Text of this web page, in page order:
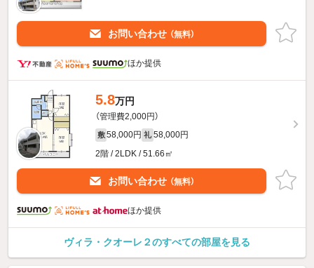
お問い合わせ （無料）
ほか提供
5.8万円
（管理費2,000円）
敷 58,000円 礼 58,000円
2階 / 2LDK / 51.66㎡
お問い合わせ （無料）
ほか提供
ヴィラ・クオーレ２のすべての部屋を見る